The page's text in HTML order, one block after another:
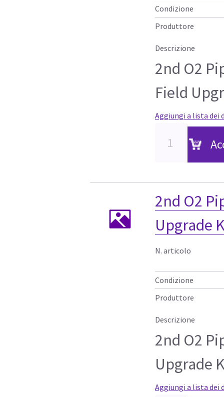
Condizione
Produttore
Descrizione
2nd O2
Field
Aggiungi a lista dei
2nd O2
Upgrade
N. articolo
Condizione
Produttore
Descrizione
2nd O2
Upgrade
Aggiungi a lista dei